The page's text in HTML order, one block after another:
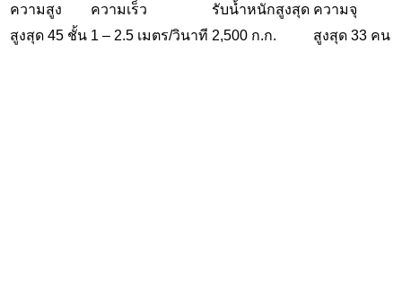
ความสูง ความเร็ว รับน้ำหนักสูงสุด ความจุ
สูงสุด 45 ชั้น 1 – 2.5 เมตร/วินาที 2,500 ก.ก. สูงสุด 33 คน